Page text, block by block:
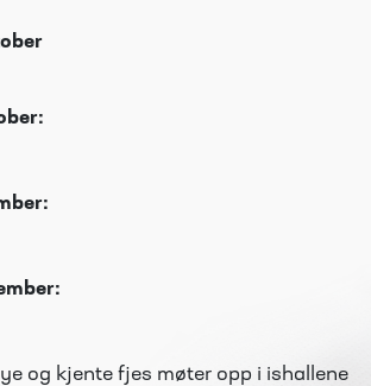
og kjente fjes møter opp i ishallene